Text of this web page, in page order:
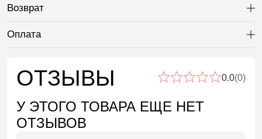
Возврат
Оплата
ОТЗЫВЫ 0.0(0)
У ЭТОГО ТОВАРА ЕЩЕ НЕТ
ОТЗЫВОВ